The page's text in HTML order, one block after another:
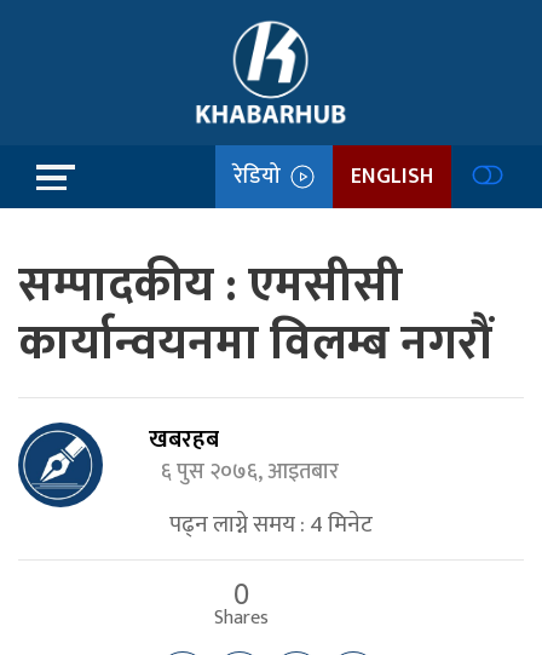
रेडियो ENGLISH
सम्पादकीय : एमसीसी
कार्यान्वयनमा विलम्ब नगरौं
खबरहब
६ पुस २०७६, आइतबार
पढ्न लाग्ने समय :4मिनेट
0
Shares